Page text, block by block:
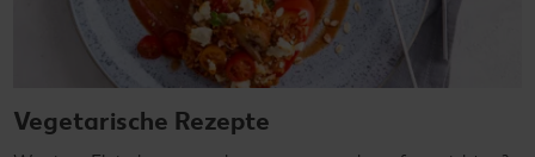
Vegetarische Rezepte